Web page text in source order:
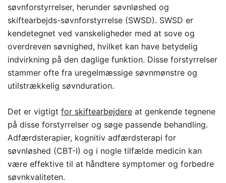
søvnforstyrrelser, herunder søvnløshed og
skiftearbejds-søvnforstyrrelse (SWSD). SWSD er
kendetegnet ved vanskeligheder med at sove og
overdreven søvnighed, hvilket kan have betydelig
indvirkning på den daglige funktion. Disse forstyrrelser
stammer ofte fra uregelmæssige søvnmønstre og
utilstrækkelig søvnduration.
Det er vigtigt for skiftearbejdere at genkende tegnene
på disse forstyrrelser og søge passende behandling.
Adfærdsterapier, kognitiv adfærdsterapi for
søvnløshed (CBT-I) og i nogle tilfælde medicin kan
være effektive til at håndtere symptomer og forbedre
søvnkvaliteten.